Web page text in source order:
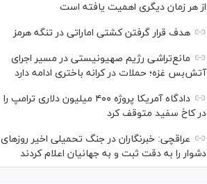
از هر زمان دیگری اهمیت یافته است
هدف قرار گرفتن کشتی اماراتی در تنگه هرمز
مانع‌تراشی رژیم صهیونیستی در مسیر اجرای
آتش‌بس غزه؛ حملات در کرانه باختری ادامه دارد
دادگاه آمریکا پروژه ۴۰۰ میلیون دلاری ترامپ را
در کاخ سفید متوقف کرد
عراقچی: خبرنگاران در جنگ تحمیلی اخیر روز‌های
دشوار را به دقت ثبت و به جهانیان اعلام کردند